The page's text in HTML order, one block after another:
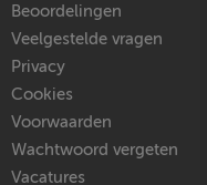
Beoordelingen
Veelgestelde vragen
Privacy
Cookies
Voorwaarden
Wachtwoord vergeten
Vacatures